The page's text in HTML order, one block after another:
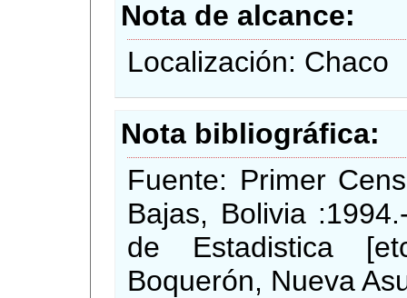
Nota de alcance
Localización: Chaco
Nota bibliográfica
Fuente: Primer
Bajas, Bolivia
de Estadistica
Boquerón, Nueva